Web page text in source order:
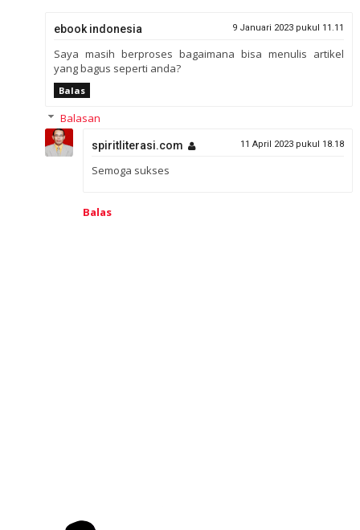
ebook indonesia 9 Januari 2023 pukul 11.11
Saya masih berproses bagaimana bisa menulis artikel
yang bagus seperti anda?
Balas
Balasan
spiritliterasi.com 11 April 2023 pukul 18.18
Semoga sukses
Balas